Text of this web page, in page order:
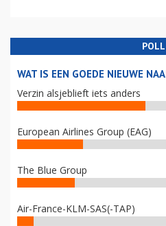
POLL
WAT IS EEN GOEDE NIEUWE
Verzin alsjeblieft iets anders
European Airlines Group (EAG)
The Blue Group
Air-France-KLM-SAS(-TAP)